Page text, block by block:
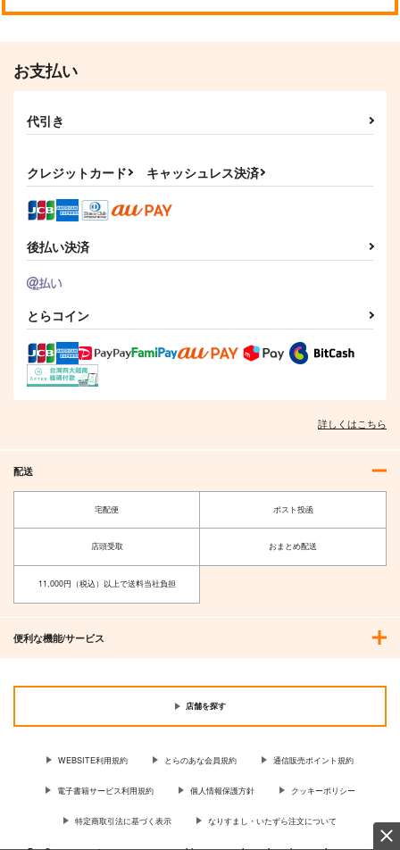
お支払い
代引き
クレジットカード キャッシュレス決済
後払い決済
とらコイン
詳しくはこちら
配送
宅配便 ポスト投函
店頭受取 おまとめ配送
11,000円（税込）以上で送料当社負担
便利な機能/サービス
店舗を探す
WEBSITE利用規約 とらのあな会員規約 通信販売ポイント規約
電子書籍サービス利用規約 個人情報保護方針 クッキーポリシー
特定商取引法に基づく表示 なりすまし・いたずら注文について